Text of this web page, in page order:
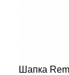
Шапка